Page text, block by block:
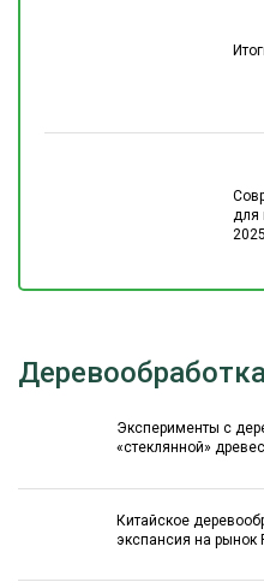
для
2025
Эксперименты с
«стеклянной»
Китайское
экспансия на рынок